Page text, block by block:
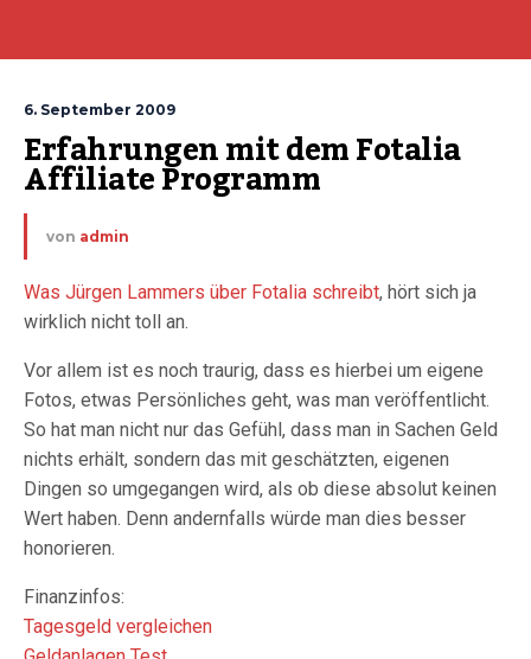
6. September 2009
Erfahrungen mit dem Fotalia
Affiliate Programm
von admin
Was Jürgen Lammers über Fotalia schreibt, hört sich ja
wirklich nicht toll an.
Vor allem ist es noch traurig, dass es hierbei um eigene
Fotos, etwas Persönliches geht, was man veröffentlicht.
So hat man nicht nur das Gefühl, dass man in Sachen Geld
nichts erhält, sondern das mit geschätzten, eigenen
Dingen so umgegangen wird, als ob diese absolut keinen
Wert haben. Denn andernfalls würde man dies besser
honorieren.
Finanzinfos:
Tagesgeld vergleichen